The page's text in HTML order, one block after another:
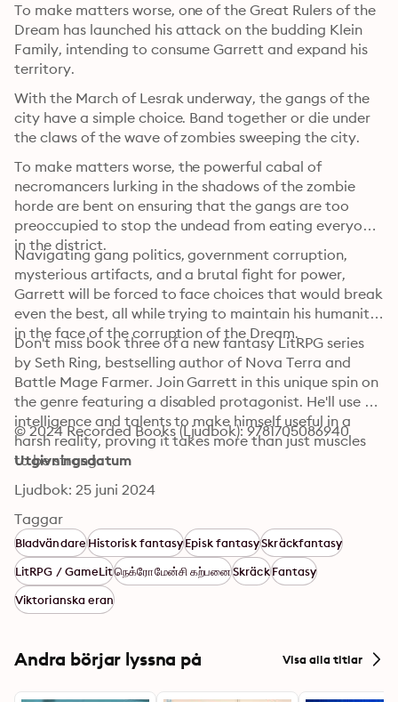
To make matters worse, one of the Great Rulers of the
Dream has launched his attack on the budding Klein
Family, intending to consume Garrett and expand his
territory.
With the March of Lesrak underway, the gangs of the
city have a simple choice. Band together or die under
To make matters worse, the powerful cabal of
necromancers lurking in the shadows of the zombie
horde are bent on ensuring that the gangs are too
preoccupied to stop the undead from eating everyone
in the district.
Navigating gang politics, government corruption,
mysterious artifacts, and a brutal fight for power,
Garrett will be forced to face choices that would break
even the best, all while trying to maintain his humanity
in the face of the corruption of the Dream.
Don't miss book three of a new fantasy LitRPG series
by Seth Ring, bestselling author of Nova Terra and
Battle Mage Farmer. Join Garrett in this unique spin on
the genre featuring a disabled protagonist. He'll use his
intelligence and talents to make himself useful in a
harsh reality, proving it takes more than just muscles
to be strong.
© 2024 Recorded Books (Ljudbok): 9781705086940
Utgivningsdatum
Ljudbok: 25 juni 2024
Taggar
BladvändareHistorisk fantasyEpisk fantasySkräckfantasy
LitRPG / GameLitநெக்ரோமேன்சி கற்பனைSkräckFantasy
Viktorianska eran
Andra börjar lyssna på Visa alla titlar